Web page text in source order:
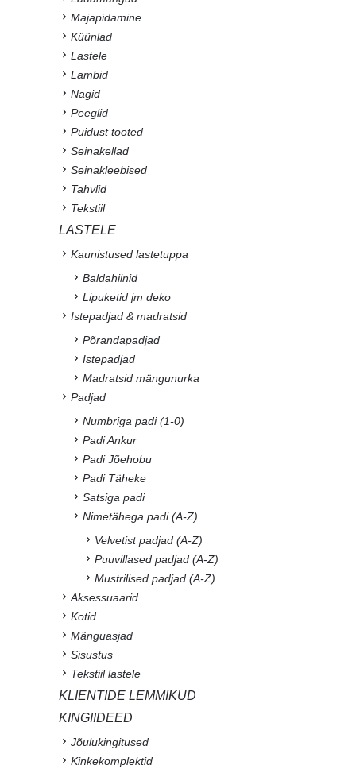
Majapidamine
Küünlad
Lastele
Lambid
Nagid
Peeglid
Puidust tooted
Seinakellad
Seinakleebised
Tahvlid
Tekstiil
LASTELE
Kaunistused lastetuppa
Baldahiinid
Lipuketid jm deko
Istepadjad & madratsid
Põrandapadjad
Istepadjad
Madratsid mängunurka
Padjad
Numbriga padi (1-0)
Padi Ankur
Padi Jõehobu
Padi Täheke
Satsiga padi
Nimetähega padi (A-Z)
Velvetist padjad (A-Z)
Puuvillased padjad (A-Z)
Mustrilised padjad (A-Z)
Aksessuaarid
Kotid
Mänguasjad
Sisustus
Tekstiil lastele
KLIENTIDE LEMMIKUD
KINGIIDEED
Jõulukingitused
Kinkekomplektid